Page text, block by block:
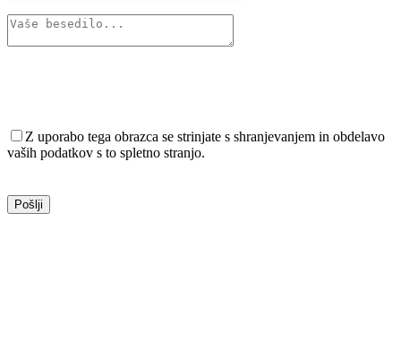
Z uporabo tega obrazca se strinjate s shranjevanjem in obdelavo
vaših podatkov s to spletno stranjo.